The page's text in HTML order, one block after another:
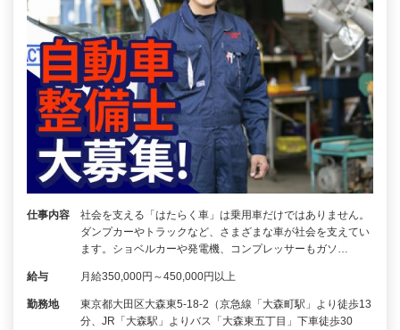
仕事内容
社会を支える「はたらく車」は乗用車だけではありません。
ダンプカーやトラックなど、さまざまな車が社会を支えてい
ます。ショベルカーや発電機、コンプレッサーもガソ…
給与 月給350,000円～450,000円以上
勤務地
東京都大田区大森東5-18-2（京急線「大森町駅」より徒歩13
分、JR「大森駅」よりバス「大森東五丁目」下車徒歩30